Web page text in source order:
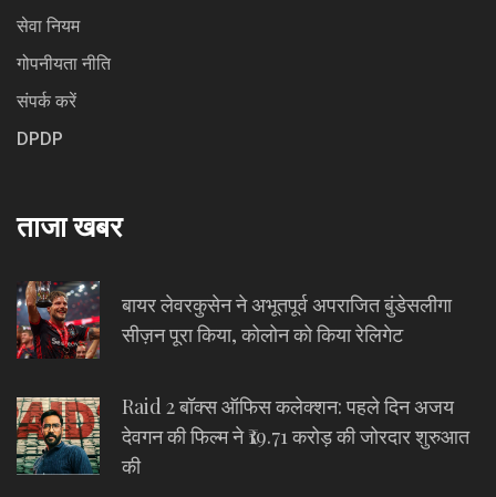
सेवा नियम
गोपनीयता नीति
संपर्क करें
DPDP
ताजा खबर
बायर लेवरकुसेन ने अभूतपूर्व अपराजित बुंडेसलीगा
सीज़न पूरा किया, कोलोन को किया रेलिगेट
Raid 2 बॉक्स ऑफिस कलेक्शन: पहले दिन अजय
देवगन की फिल्म ने ₹19.71 करोड़ की जोरदार शुरुआत
की